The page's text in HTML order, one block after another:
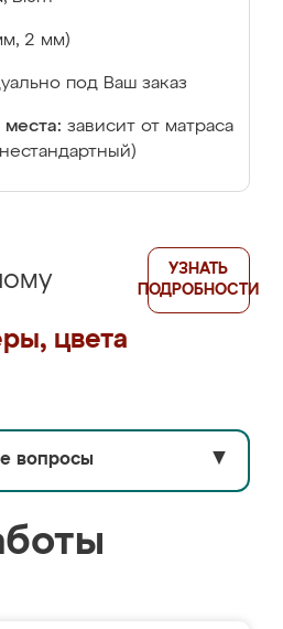
2 мм)
под Ваш заказ
места: зависит от матраса
цвета
УЗНАТЬ
ПОДРОБНОСТИ
вопросы ▼